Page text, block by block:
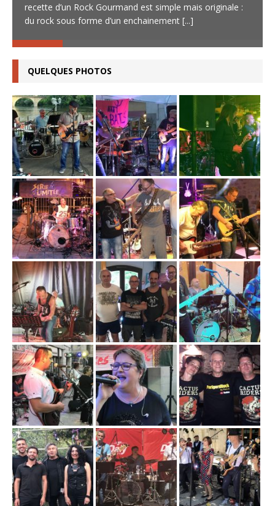
recette d’un Rock Gourmand est simple mais originale :
du rock sous forme d’un enchainement [...]
QUELQUES PHOTOS